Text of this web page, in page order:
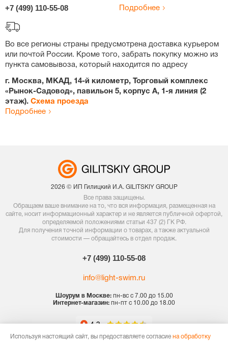
+7 (499) 110-55-08 Подробнее
Во все регионы страны предусмотрена доставка курьером
или почтой России. Кроме того, забрать покупку можно из
пункта самовывоза, который находится по адресу
г. Москва, МКАД, 14-й километр, Торговый комплекс
«Рынок-Садовод», павильон 5, корпус А, 1-я линия (2
этаж). Схема проезда
Подробнее
2026 © ИП Гилицкий И.А. GILITSKIY GROUP
Все права защищены.
Обращаем ваше внимание на то, что вся информация, размещенная на
сайте, носит информационный характер и не является публичной офертой,
определяемой положениями статьи 437 (2) ГК РФ.
Для получения точной информации о товарах, а также актуальной
стоимости — обращайтесь в отдел продаж.
+7 (499) 110-55-08
info@light-swim.ru
Шоурум в Москве:пн-вс с 7.00 до 15.00
Интернет-магазин: пн-пт с 10.00 до 18.00
Используя настоящий сайт, вы предоставляете согласие на обработку